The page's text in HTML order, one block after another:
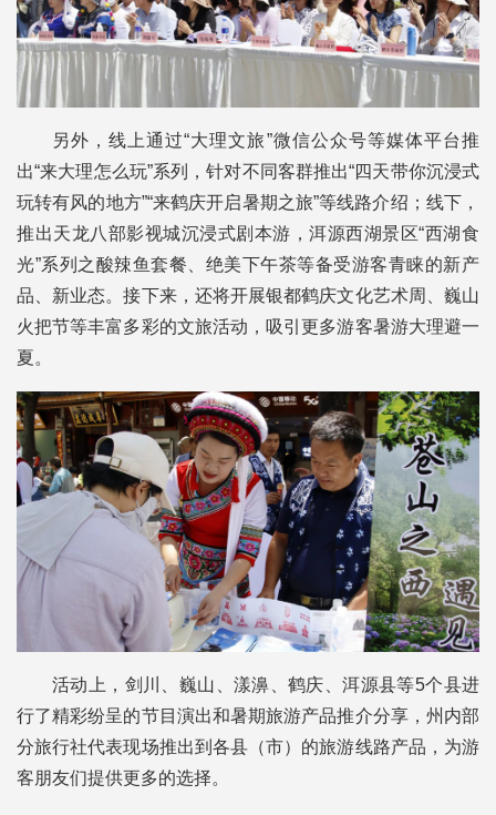
另外，线上通过“大理文旅”微信公众号等媒体平台推
出“来大理怎么玩”系列，针对不同客群推出“四天带你沉浸式
玩转有风的地方”“来鹤庆开启暑期之旅”等线路介绍；线下，
推出天龙八部影视城沉浸式剧本游，洱源西湖景区“西湖食
光”系列之酸辣鱼套餐、绝美下午茶等备受游客青睐的新产
品、新业态。接下来，还将开展银都鹤庆文化艺术周、巍山
火把节等丰富多彩的文旅活动，吸引更多游客暑游大理避一
夏。
活动上，剑川、巍山、漾濞、鹤庆、洱源县等5个县进
行了精彩纷呈的节目演出和暑期旅游产品推介分享，州内部
分旅行社代表现场推出到各县（市）的旅游线路产品，为游
客朋友们提供更多的选择。